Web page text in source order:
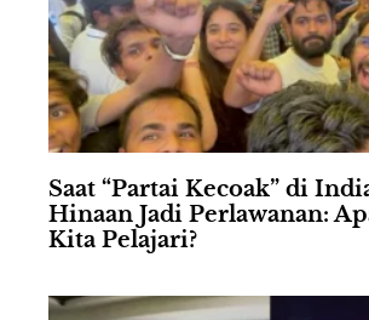
Saat “Partai Kecoak” di
Hinaan Jadi Perlawanan:
Kita Pelajari?